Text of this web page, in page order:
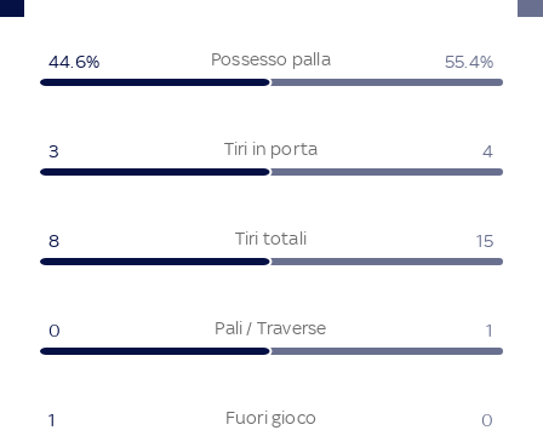
Possesso palla
44.6% 55.4%
Tiri in porta
3 4
Tiri totali
8 15
Pali / Traverse
0 1
Fuori gioco
1 0